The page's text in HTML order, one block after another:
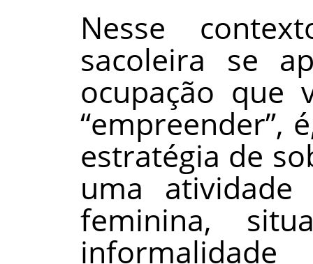
Nesse
sacoleira se
ocupação que
“empreender”,
estratégia de
uma atividade
feminina,